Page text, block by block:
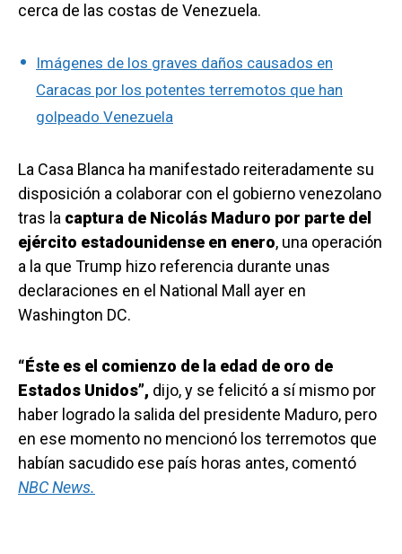
cerca de las costas de Venezuela.
Imágenes de los graves daños causados en
Caracas por los potentes terremotos que han
golpeado Venezuela
La Casa Blanca ha manifestado reiteradamente su
disposición a colaborar con el gobierno venezolano
tras la captura de Nicolás Maduro por parte del
ejército estadounidense en enero, una operación
a la que Trump hizo referencia durante unas
declaraciones en el National Mall ayer en
Washington DC.
“Éste es el comienzo de la edad de oro de
Estados Unidos”, dijo, y se felicitó a sí mismo por
haber logrado la salida del presidente Maduro, pero
en ese momento no mencionó los terremotos que
habían sacudido ese país horas antes, comentó
NBC News.